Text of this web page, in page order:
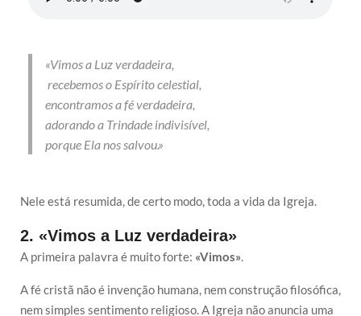
«Vimos a Luz verdadeira,
recebemos o Espírito celestial,
encontramos a fé verdadeira,
adorando a Trindade indivisível,
porque Ela nos salvou.»
Nele está resumida, de certo modo, toda a vida da Igreja.
2. «Vimos a Luz verdadeira»
A primeira palavra é muito forte: «Vimos».
A fé cristã não é invenção humana, nem construção filosófica,
nem simples sentimento religioso. A Igreja não anuncia uma